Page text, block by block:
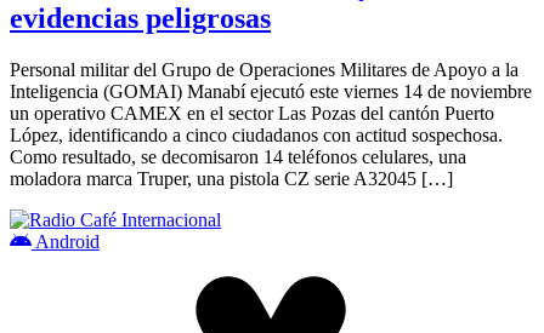
evidencias peligrosas
Personal militar del Grupo de Operaciones Militares de Apoyo a la
Inteligencia (GOMAI) Manabí ejecutó este viernes 14 de noviembre
un operativo CAMEX en el sector Las Pozas del cantón Puerto
López, identificando a cinco ciudadanos con actitud sospechosa.
Como resultado, se decomisaron 14 teléfonos celulares, una
moladora marca Truper, una pistola CZ serie A32045 […]
Android